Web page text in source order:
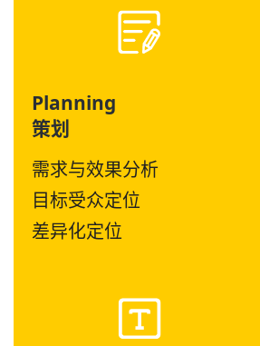
Planning
策划
需求与效果分析
目标受众定位
差异化定位